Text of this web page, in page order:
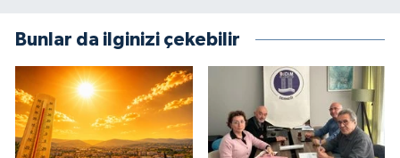
Bunlar da ilginizi çekebilir